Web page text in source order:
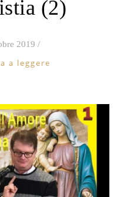
(2)
2019 /
a leggere